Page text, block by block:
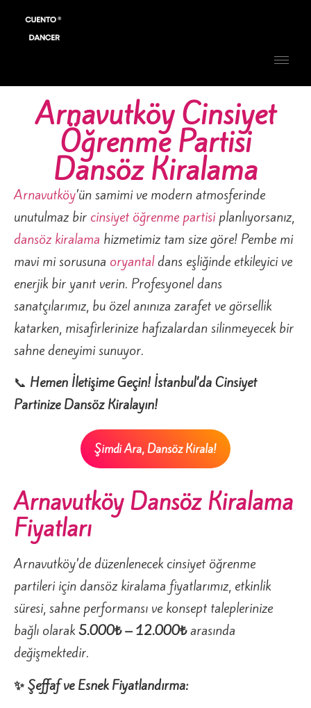
Arnavutköy Cinsiyet
Öğrenme Partisi
Dansöz Kiralama
Arnavutköy’ün samimi ve modern atmosferinde
unutulmaz bir cinsiyet öğrenme partisiplanlıyorsanız,
dansöz kiralama hizmetimiz tam size göre! Pembe mi
mavi mi sorusuna oryantaldans eşliğinde etkileyici ve
enerjik bir yanıt verin. Profesyonel dans
sanatçılarımız, bu özel anınıza zarafet ve görsellik
katarken, misafirlerinize hafızalardan silinmeyecek bir
sahne deneyimi sunuyor.
📞 Hemen İletişime Geçin! İstanbul’da Cinsiyet
Partinize Dansöz Kiralayın!
Şimdi Ara, Dansöz Kirala!
Arnavutköy Dansöz Kiralama
Fiyatları
Arnavutköy’de düzenlenecek cinsiyet öğrenme
partileri için dansöz kiralama fiyatlarımız, etkinlik
süresi, sahne performansı ve konsept taleplerinize
bağlı olarak5.000₺ – 12.000₺arasında
değişmektedir.
✨ Şeffaf ve Esnek Fiyatlandırma: